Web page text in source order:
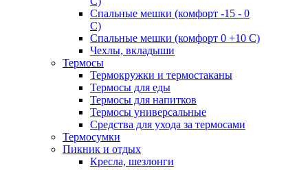
Спальные мешки (комфорт -15 - 0
С)
Спальные мешки (комфорт 0 +10 С)
Чехлы, вкладыши
Термосы
Термокружки и термостаканы
Термосы для еды
Термосы для напитков
Термосы универсальные
Средства для ухода за термосами
Термосумки
Пикник и отдых
Кресла, шезлонги